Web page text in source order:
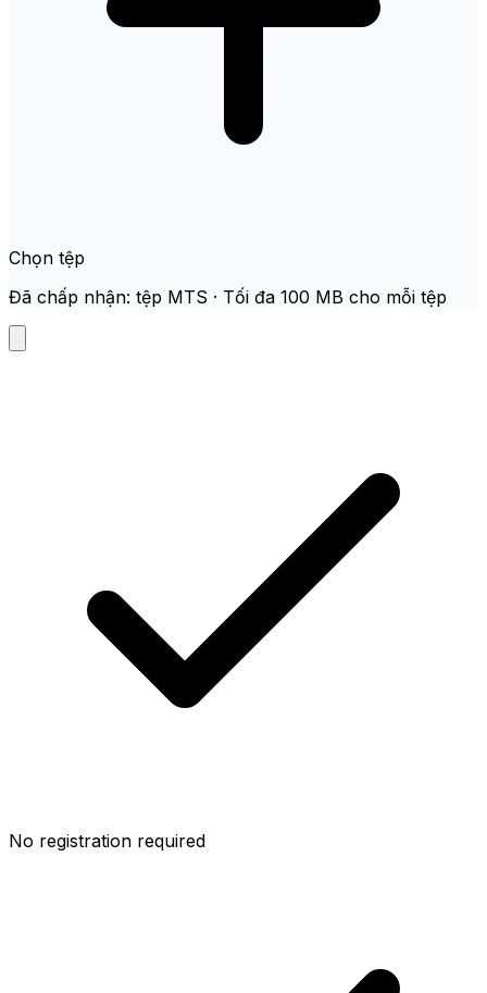
Chọn tệp
Đã chấp nhận: tệp MTS · Tối đa 100 MB cho mỗi tệp
No registration required